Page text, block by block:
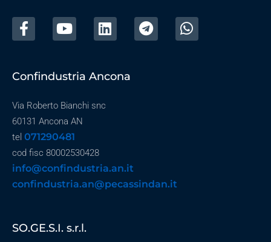
Confindustria Ancona
Via Roberto Bianchi snc
60131 Ancona AN
tel 071290481
cod fisc 80002530428
info@confindustria.an.it
confindustria.an@pecassindan.it
SO.GE.S.I. s.r.l.